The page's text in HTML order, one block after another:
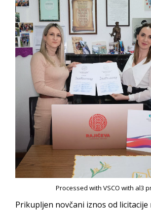
Processed with VSCO with al3
Prikupljen novčani iznos od licitacije